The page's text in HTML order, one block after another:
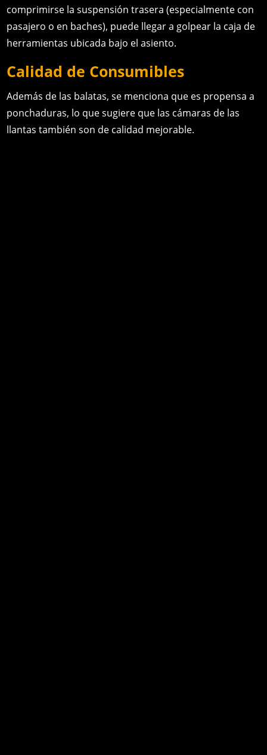
comprimirse la suspensión trasera (especialmente con
pasajero o en baches), puede llegar a golpear la caja de
herramientas ubicada bajo el asiento.
Calidad de Consumibles
Además de las balatas, se menciona que es propensa a
ponchaduras, lo que sugiere que las cámaras de las
llantas también son de calidad mejorable.